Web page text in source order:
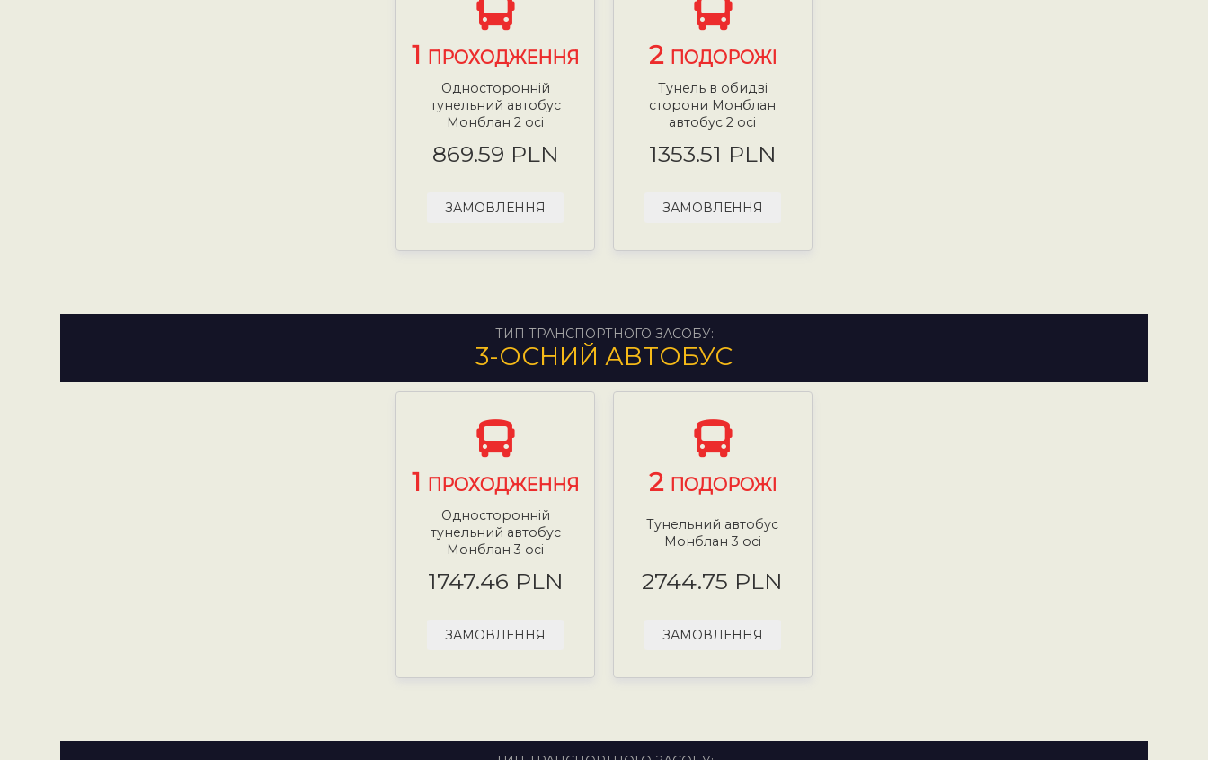
1 ПРОХОДЖЕННЯ
Односторонній
тунельний автобус
Монблан 2 осі
869.59 PLN
ЗАМОВЛЕННЯ
2 ПОДОРОЖІ
Тунель в обидві
сторони Монблан
автобус 2 осі
1353.51 PLN
ЗАМОВЛЕННЯ
ТИП ТРАНСПОРТНОГО ЗАСОБУ:
3-ОСНИЙ АВТОБУС
1 ПРОХОДЖЕННЯ
Односторонній
тунельний автобус
Монблан 3 осі
1747.46 PLN
ЗАМОВЛЕННЯ
2 ПОДОРОЖІ
Тунельний автобус
Монблан 3 осі
2744.75 PLN
ЗАМОВЛЕННЯ